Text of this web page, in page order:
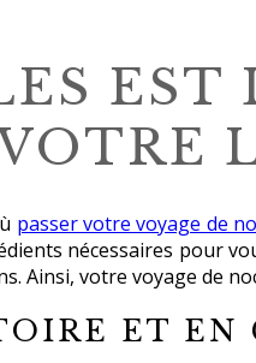
passer votre voyage de
nécessaires pour
Ainsi, votre voyage de
ET EN